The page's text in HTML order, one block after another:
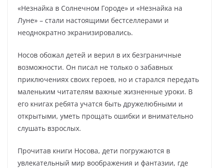
«Незнайка в Солнечном Городе» и «Незнайка на
Луне» – стали настоящими бестселлерами и
неоднократно экранизировались.
Носов обожал детей и верил в их безграничные
возможности. Он писал не только о забавных
приключениях своих героев, но и старался передать
маленьким читателям важные жизненные уроки. В
его книгах ребята учатся быть дружелюбными и
открытыми, уметь прощать ошибки и внимательно
слушать взрослых.
Прочитав книги Носова, дети погружаются в
увлекательный мир воображения и фантазии, где